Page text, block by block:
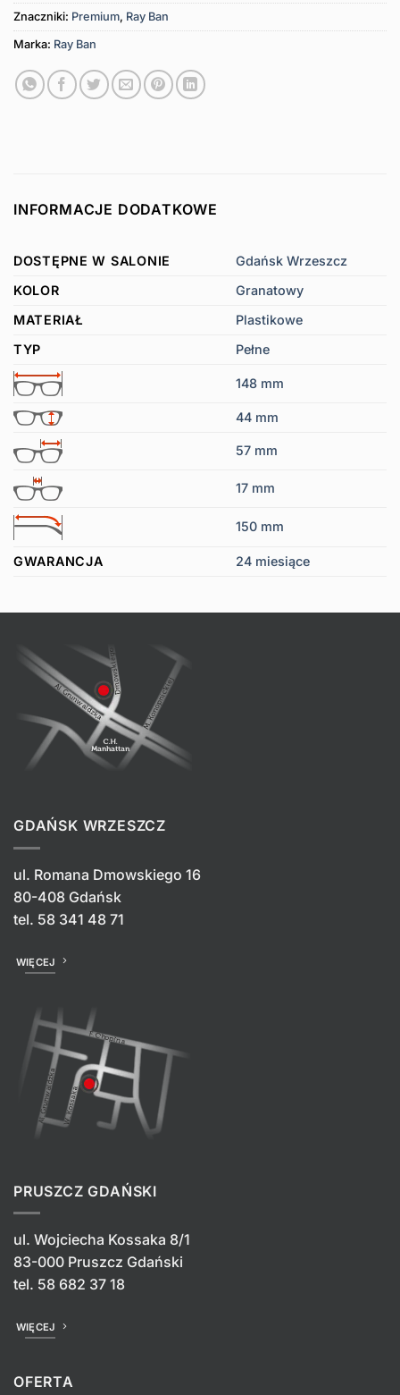
Znaczniki: Premium, Ray Ban
Marka: Ray Ban
INFORMACJE DODATKOWE
DOSTĘPNE W SALONIE
Gdańsk Wrzeszcz
KOLOR
Granatowy
MATERIAŁ
Plastikowe
TYP
Pełne
148 mm
44 mm
57 mm
17 mm
150 mm
GWARANCJA 24 miesiące
GDAŃSK WRZESZCZ
ul. Romana Dmowskiego 16
80-408 Gdańsk
tel. 58 341 48 71
WIĘCEJ
PRUSZCZ GDAŃSKI
ul. Wojciecha Kossaka 8/1
83-000 Pruszcz Gdański
tel. 58 682 37 18
WIĘCEJ
OFERTA